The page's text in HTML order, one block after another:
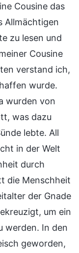
Cousine das
Allmächtigen
zu lesen und
Cousine
verstand ich,
wurde.
wurden von
was dazu
lebte. All
in der Welt
durch
die Menschheit
der Gnade
um ein
werden. In den
geworden,